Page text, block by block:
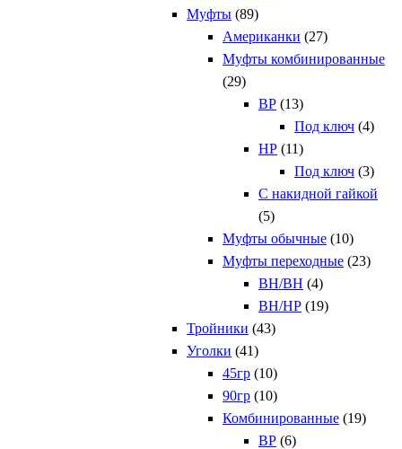
Муфты (89)
Американки (27)
Муфты комбинированные
(29)
ВР (13)
Под ключ (4)
НР (11)
Под ключ (3)
С накидной гайкой
(5)
Муфты обычные (10)
Муфты переходные (23)
ВН/ВН (4)
ВН/НР (19)
Тройники (43)
Уголки (41)
45гр (10)
90гр (10)
Комбинированные (19)
ВР (6)